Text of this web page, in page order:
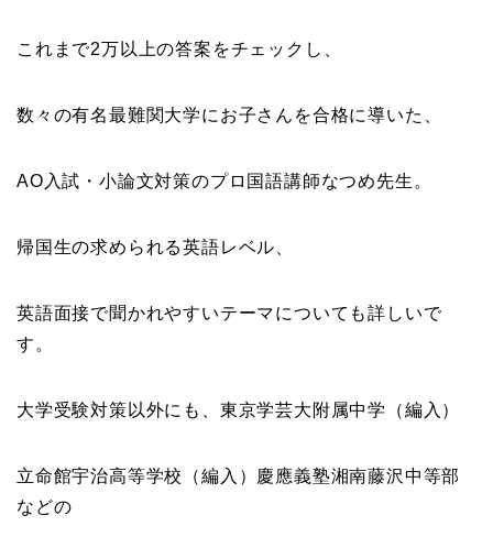
これまで2万以上の答案をチェックし、
数々の有名最難関大学にお子さんを合格に導いた、
AO入試・小論文対策のプロ国語講師なつめ先生。
帰国生の求められる英語レベル、
英語面接で聞かれやすいテーマについても詳しいで
す。
大学受験対策以外にも、東京学芸大附属中学（編入）
立命館宇治高等学校（編入）慶應義塾湘南藤沢中等部
などの